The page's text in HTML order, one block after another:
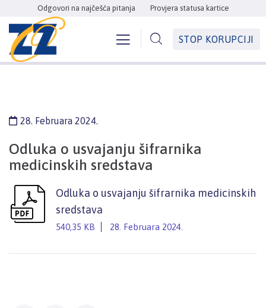
Odgovori na najčešća pitanja Provjera statusa kartice
STOP KORUPCIJI
28. Februara 2024.
Odluka o usvajanju šifrarnika
medicinskih sredstava
Odluka o usvajanju šifrarnika medicinskih
sredstava
540,35 KB 28. Februara 2024.